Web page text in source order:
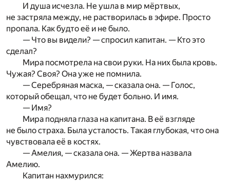
И душа исчезла. Не ушла в мир мёртвых,
не застряла между, не растворилась в эфире. Просто
пропала. Как будто её и не было.
— Что вы видели? — спросил капитан. — Кто это
сделал?
Мира посмотрела на свои руки. На них была кровь.
Чужая? Своя? Она уже не помнила.
— Серебряная маска, — сказала она. — Голос,
который обещал, что не будет больно. И имя.
— Имя?
Мира подняла глаза на капитана. В её взгляде
не было страха. Была усталость. Такая глубокая, что она
чувствовала её в костях.
— Амелия, — сказала она. — Жертва назвала
Амелию.
Капитан нахмурился: